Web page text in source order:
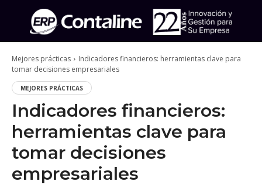
Mejores prácticas
Indicadores financieros: herramientas clave para
tomar decisiones empresariales
MEJORES PRÁCTICAS
Indicadores financieros:
herramientas clave para
tomar decisiones
empresariales